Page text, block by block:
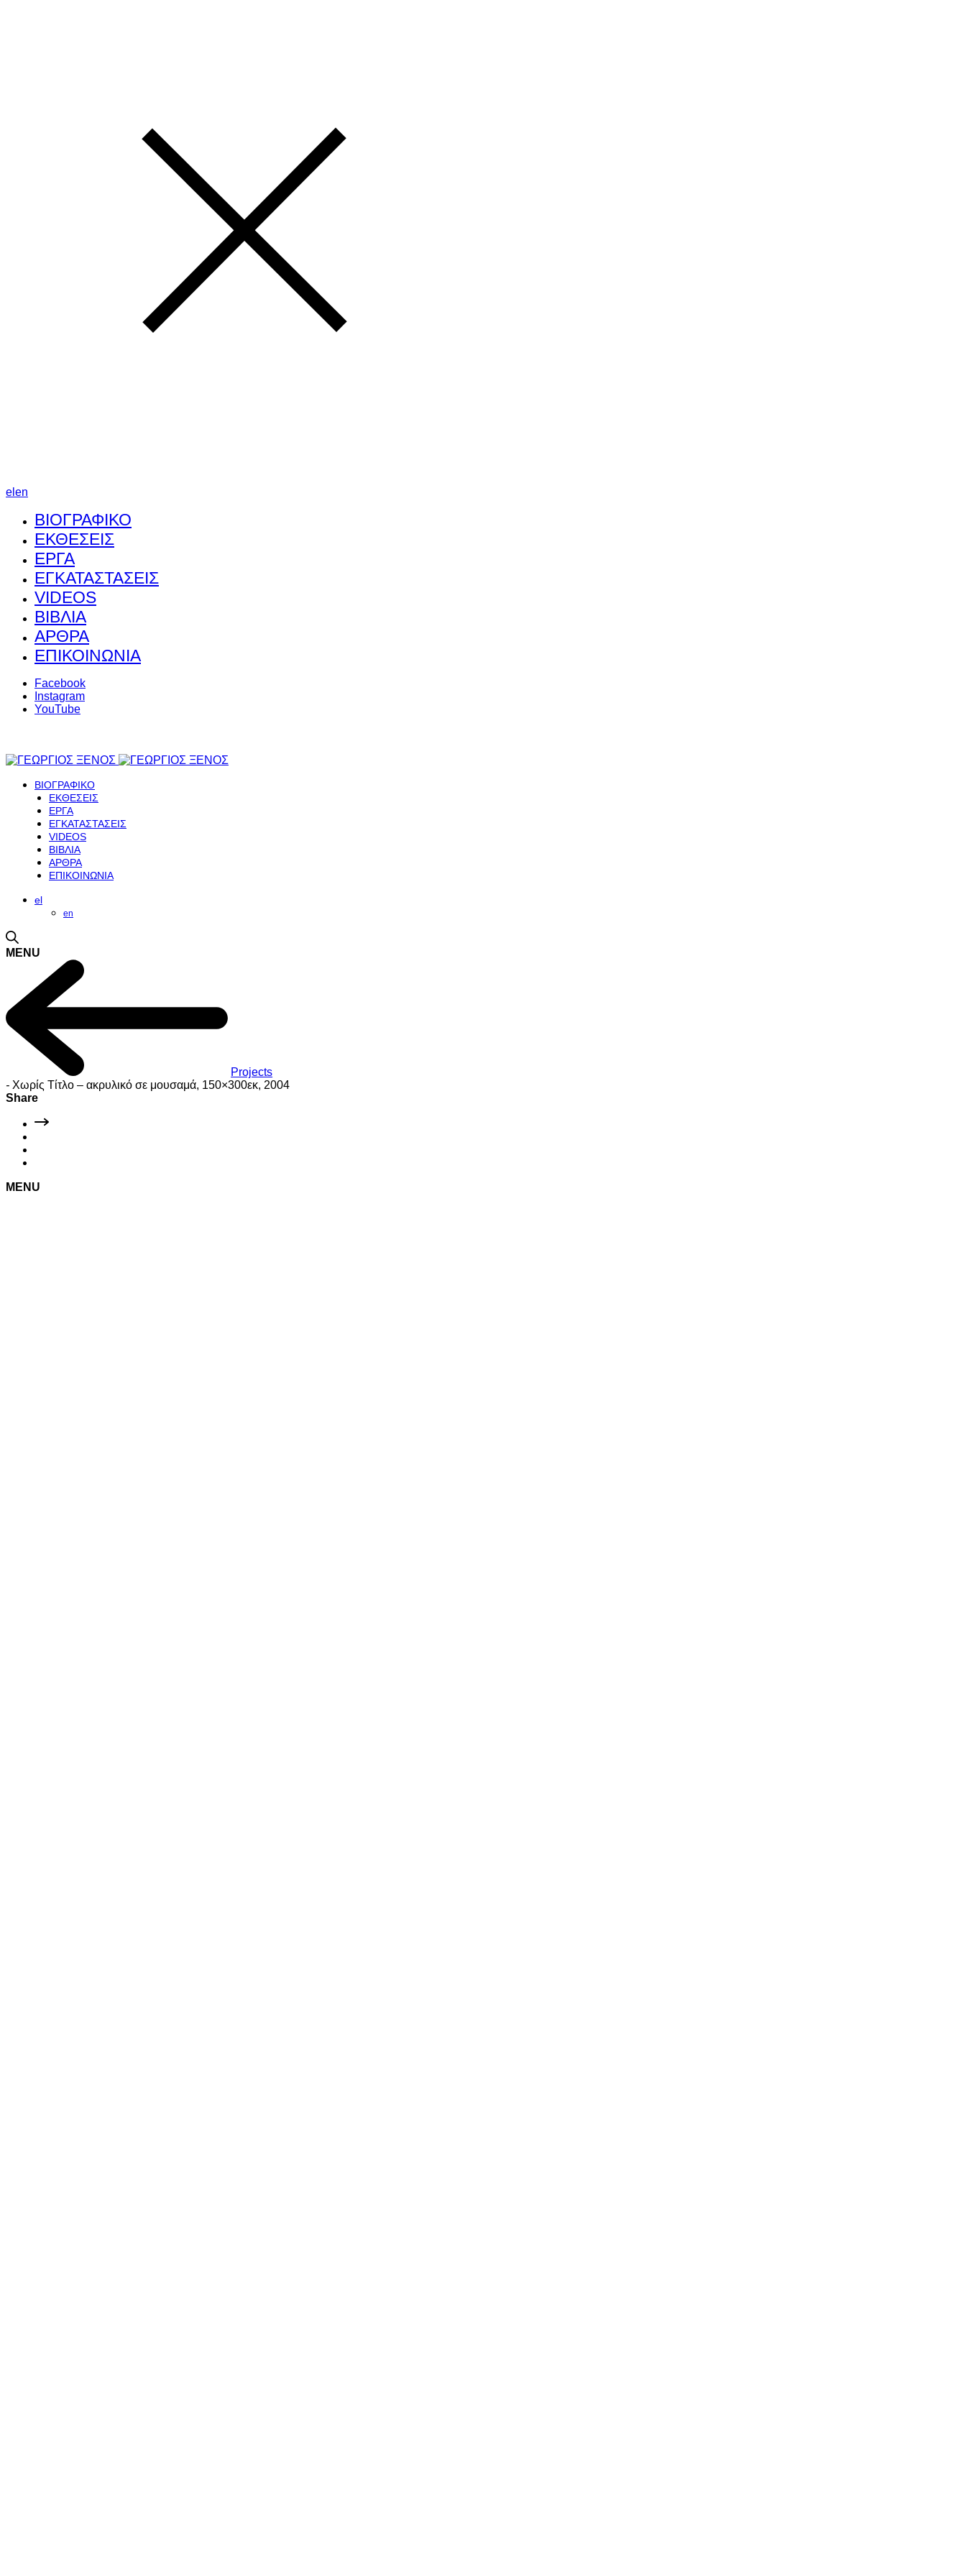
el en
ΒΙΟΓΡΑΦΙΚΟ
ΕΚΘΕΣΕΙΣ
ΕΡΓΑ
ΕΓΚΑΤΑΣΤΑΣΕΙΣ
VIDEOS
ΒΙΒΛΙΑ
ΑΡΘΡΑ
ΕΠΙΚΟΙΝΩΝΙΑ
Facebook
Instagram
YouTube
ΒΙΟΓΡΑΦΙΚΟ
ΕΚΘΕΣΕΙΣ
ΕΡΓΑ
ΕΓΚΑΤΑΣΤΑΣΕΙΣ
VIDEOS
ΒΙΒΛΙΑ
ΑΡΘΡΑ
ΕΠΙΚΟΙΝΩΝΙΑ
el
en
MENU
Projects
- Χωρίς Τίτλο – ακρυλικό σε μουσαμά, 150×300εκ, 2004
Share
MENU